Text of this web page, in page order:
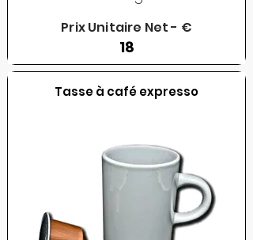
Prix Unitaire Net - €
18
Tasse à café expresso